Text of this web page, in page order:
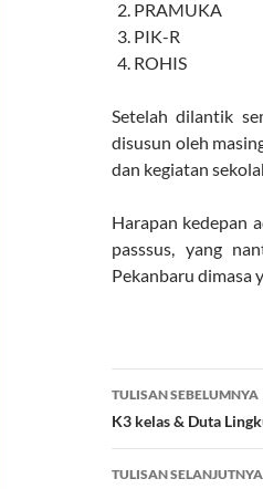
PRAMUKA
PIK-R
ROHIS
Setelah dilantik
disusun oleh
dan kegiatan
Harapan kedepan
passsus, yang
Pekanbaru dimasa
Navigasi
Tulisan
TULISAN SEBELUMNYA
K3 kelas & Duta
TULISAN SELANJUTNYA